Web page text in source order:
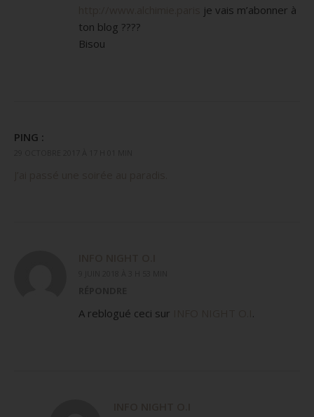
je vais m’abonner à
ton blog ????
Bisou
PING :
A reblogué ceci sur .